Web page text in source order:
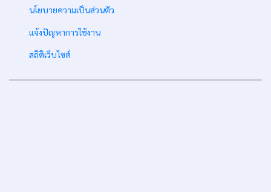
นโยบายความเป็นส่วนตัว
แจ้งปัญหาการใช้งาน
สถิติเว็บไซต์